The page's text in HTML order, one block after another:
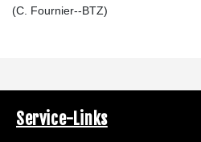
(C. Fournier--BTZ)
Service-Links